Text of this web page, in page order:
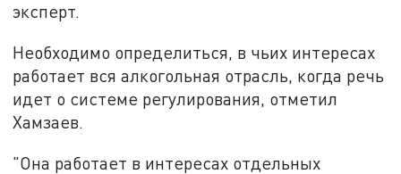
эксперт.
Необходимо определиться, в чьих интересах
работает вся алкогольная отрасль, когда речь
идет о системе регулирования, отметил
Хамзаев.
"Она работает в интересах отдельных